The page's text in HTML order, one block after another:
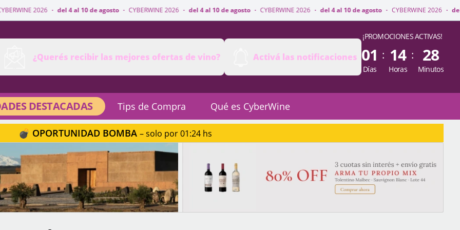
· del 4 al 10 de agosto · CYBERWINE 2026 · del 4 al 10 de agosto · CYBERWINE 2026 · del 4 al 10 de agosto · CYBERWINE 2026 · del 4 al 10 de
¿Querés recibir las mejores ofertas de vino?
Activá las notificaciones
¡PROMOCIONES ACTIVAS!
01
Días
: 14
Horas
: 28
Minutos
DESTACADAS Tips de Compra Qué es CyberWine
💣 OPORTUNIDAD BOMBA – solo por 01:24 hs